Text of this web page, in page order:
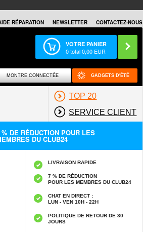
RÉPARATION NEWSLETTER CONTACTEZ-NOUS
VOTRE PANIER
0total0,00 EUR
MONTRE CONNECTÉE GADGETS D'ÉTÉ
TOP 20
SERVICE CLIENT
% DE RÉDUCTION POUR LES
DU CLUB24
LIVRAISON RAPIDE
7 % DE RÉDUCTION
POUR LES MEMBRES DU CLUB24
CHAT EN DIRECT :
LUN - VEN 10H - 22H
POLITIQUE DE RETOUR DE 30
JOURS